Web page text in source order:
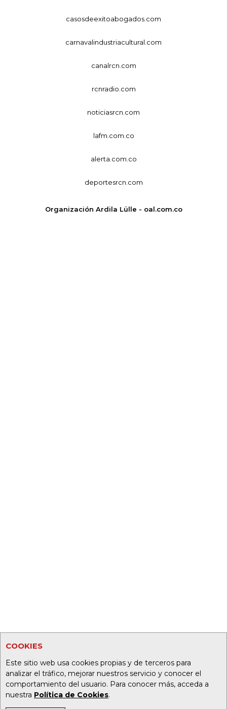
COOKIES
Este sitio web usa cookies propias y de terceros para
analizar el tráfico, mejorar nuestros servicio y conocer el
comportamiento del usuario. Para conocer más, acceda a
nuestra Política de Cookies.
casosdeexitoabogados.com
carnavalindustriacultural.com
canalrcn.com
rcnradio.com
noticiasrcn.com
lafm.com.co
alerta.com.co
deportesrcn.com
Organización Ardila Lülle - oal.com.co